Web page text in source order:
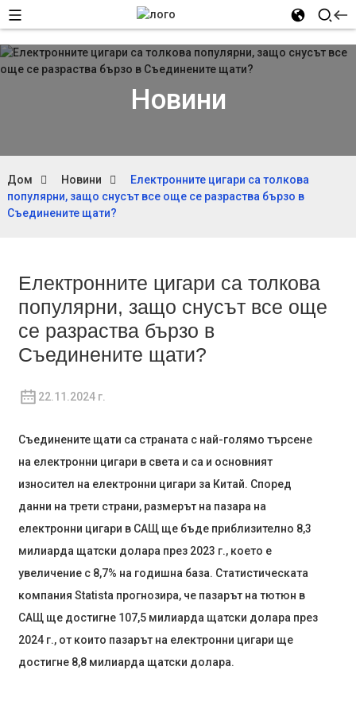
Новини
Дом Новини
Електронните цигари са толкова
популярни, защо снусът все още се разраства бързо в
Съединените щати?
Електронните цигари са толкова
популярни, защо снусът все още
се разраства бързо в
Съединените щати?
22.11.2024 г.
Съединените щати са страната с най-голямо търсене
на електронни цигари в света и са и основният
износител на електронни цигари за Китай. Според
данни на трети страни, размерът на пазара на
електронни цигари в САЩ ще бъде приблизително 8,3
милиарда щатски долара през 2023 г., което е
увеличение с 8,7% на годишна база. Статистическата
компания Statista прогнозира, че пазарът на тютюн в
САЩ ще достигне 107,5 милиарда щатски долара през
2024 г., от които пазарът на електронни цигари ще
достигне 8,8 милиарда щатски долара.